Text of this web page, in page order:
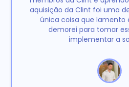
aquisição da Clint foi uma
única coisa que lamento
demorei para tomar
implementar a